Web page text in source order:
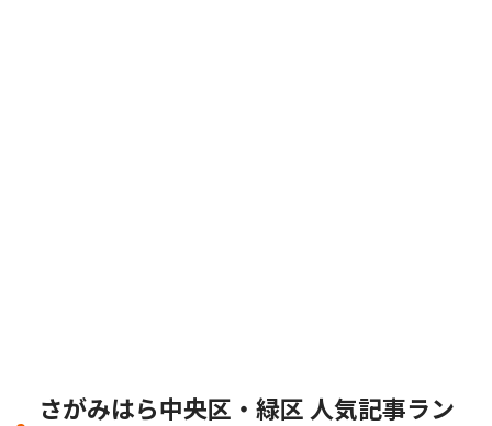
さがみはら中央区・緑区 人気記事ラン